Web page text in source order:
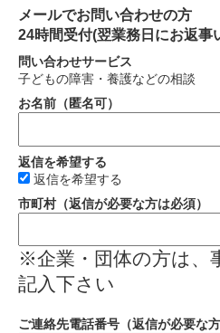
メールでお問い合わせの方
24時間受付(翌業務日にお返事
問い合わせサービス
子どもの障害・養護などの相談
お名前（匿名可）
返信を希望する
返信を希望する
市町村（返信が必要な方は必須）
※企業・団体の方は、
記入下さい
ご連絡先電話番号（返信が必要な方